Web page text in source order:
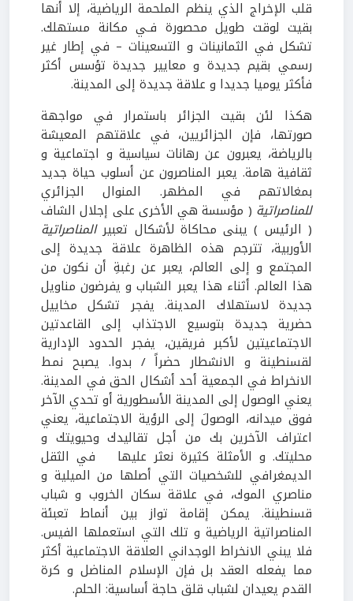
قلب الإخراج الذي ينظم الملحمة الرياضية، إلا أنها
بقيت لوقت طويل محصورة فـي مكانة مستهلك.
تشكل في الثمانينات و التسعينات – في إطار غير
رسمي بقيم جديدة و معايير جديدة تؤسس أكثر
فأكثر يوميا جديدا و علاقة جديدة إلى المدينة.
هكذا لئن بقيت الجزائر باستمرار في مواجهة
صورتها، فإن الجزائريين، في علاقتهم المعيشة
بالرياضة، يعبرون عن رهانات سياسية و اجتماعية و
ثقافية هامة. يعبر المناصرون عن أسلوب حياة جديد
بمغالاتهم في المظهر. المنوال الجزائري
للمناصراتية ( مؤسسة هي الأخرى على إجلال الشاف
( الرئيس ) يبنى محاكاة لأشكال تعبيرالمناصراتية
الأوربية، تترجم هذه الظاهرة علاقة جديدة إلى
المجتمع و إلى العالم، يعبر عن رغبةِ أن نكون من
هذا العالم. أثناء هذا يعبر الشباب و يفرضون مناويل
جديدة لاستهلاك المدينة. يفجر تشكل مخاييل
حضرية جديدة بتوسيع الاجتذاب إلى القاعدتين
الاجتماعيتين لأكبر فريقين، يفجر الحدود الإدارية
لقسنطينة و الانشطار حضراً / بدوا. يصبح نمط
الانخراط في الجمعية أحد أشكال الحق في المدينة.
يعني الوصول إلى المدينة الأسطورية أو تحدي الآخر
فوق ميدانه، الوصولَ إلى الرؤية الاجتماعية، يعني
اعتراف الآخرين بك من أجل تقاليدك وحيويتك و
محليتك. و الأمثلة كثيرة نعثر عليها في الثقل
الديمغرافي للشخصيات التي أصلها من الميلية و
مناصري الموك، في علاقة سكان الخروب و شباب
قسنطينة. يمكن إقامة تواز بين أنماط تعبئة
المناصراتية الرياضية و تلك التي استعملها الفيس.
فلا يبني الانخراط الوجداني العلاقة الاجتماعية أكثر
مما يفعله العقد بل فإن الإسلام المناضل و كرة
القدم يعيدان لشباب قلق حاجة أساسية: الحلم.